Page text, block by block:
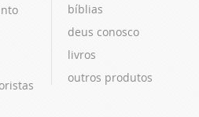
bíblias
deus conosco
livros
outros produtos